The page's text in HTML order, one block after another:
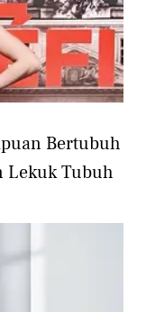
Bertubuh
Lekuk Tubuh